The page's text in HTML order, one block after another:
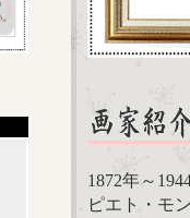
1872年～
ピエト・モ